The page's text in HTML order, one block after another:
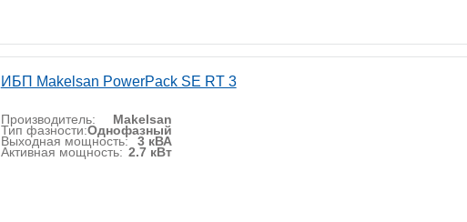
ИБП Makelsan PowerPack SE RT 3
Производитель: Makelsan
Тип фазности:Однофазный
Выходная мощность: 3 кВА
Активная мощность: 2.7 кВт